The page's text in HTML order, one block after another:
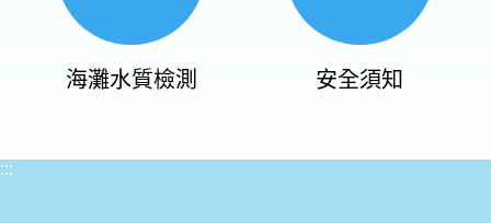
海灘水質檢測 安全須知
:::